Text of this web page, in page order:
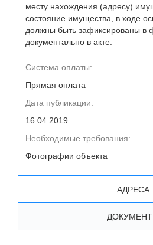
месту нахождения (адресу)
состояние имущества, в ходе
должны быть зафиксированы в
документально в акте.
Система оплаты:
Прямая оплата
Дата публикации:
16.04.2019
Необходимые требования:
Фотографии объекта
АДРЕСА